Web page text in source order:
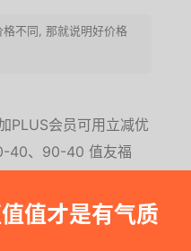
值才是有气质
不同, 那就说明好价格
PLUS会员可用立减优
40、90-40 值友福
券，先领券再下单。